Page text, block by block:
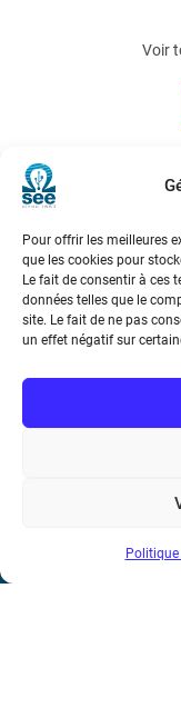
Pour offrir les meilleures
que les cookies pour
Le fait de consentir à ces
données telles que le
site. Le fait de ne pas
un effet négatif sur
Voir
Société de
de l’Information et
17 rue de l’Amiral
Métro : « Boissière
communautaire :